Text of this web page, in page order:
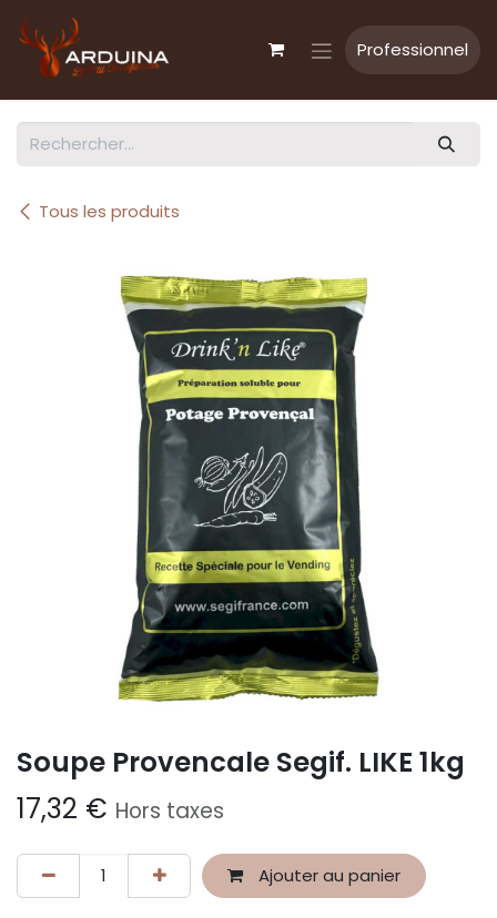
Professionnel
Tous les produits
Soupe Provencale Segif. LIKE 1kg
17,32 € Hors taxes
Ajouter au panier